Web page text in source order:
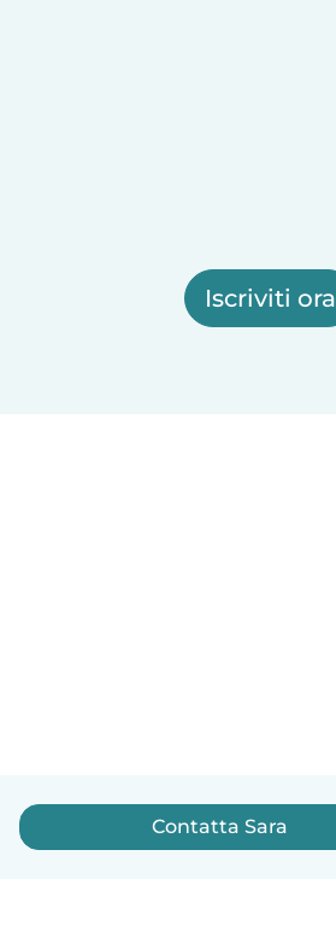
Iscriviti ora
Contatta Sara